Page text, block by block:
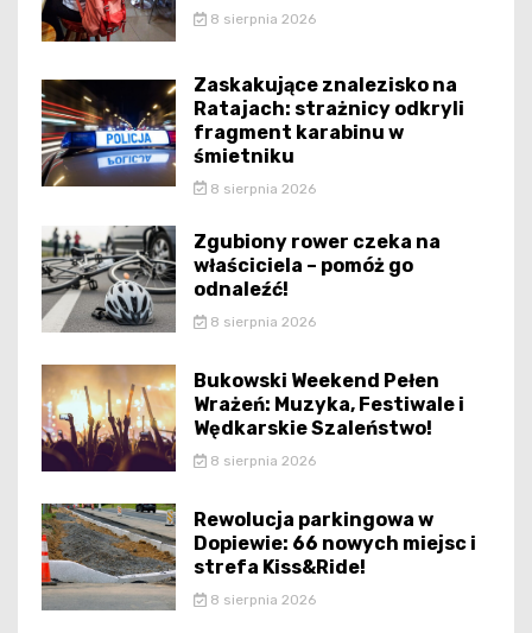
8 sierpnia 2026
Zaskakujące znalezisko na
Ratajach: strażnicy odkryli
fragment karabinu w
śmietniku
8 sierpnia 2026
Zgubiony rower czeka na
właściciela – pomóż go
odnaleźć!
8 sierpnia 2026
Bukowski Weekend Pełen
Wrażeń: Muzyka, Festiwale i
Wędkarskie Szaleństwo!
8 sierpnia 2026
Rewolucja parkingowa w
Dopiewie: 66 nowych miejsc i
strefa Kiss&Ride!
8 sierpnia 2026